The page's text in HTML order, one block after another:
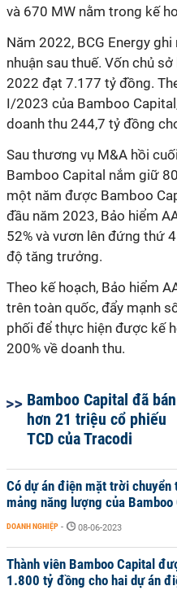
và 670 MW nằm trong kế
Năm 2022, BCG Energy
nhuận sau thuế. Vốn chủ
2022 đạt 7.177 tỷ đồng.
I/2023 của Bamboo
doanh thu 244,7 tỷ đồng
Sau thương vụ M&A hồi
Bamboo Capital nắm giữ
một năm được Bamboo
đầu năm 2023, Bảo hiểm
52% và vươn lên đứng thứ
độ tăng trưởng.
Theo kế hoạch, Bảo hiểm
trên toàn quốc, đẩy mạnh
phối để thực hiện được kế
200% về doanh thu.
Bamboo Capital đã bán
hơn 21 triệu cổ phiếu
TCD của Tracodi
Có dự án điện mặt trời
mảng năng lượng của
DOANH NGHIỆP - 08-06-2023
Thành viên Bamboo Capital
1.800 tỷ đồng cho hai dự án